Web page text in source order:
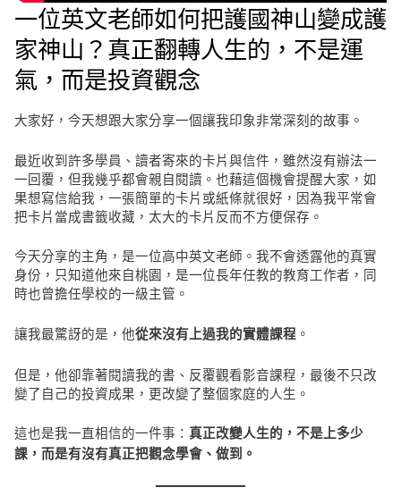
一位英文老師如何把護國神山變成護
家神山？真正翻轉人生的，不是運
氣，而是投資觀念
大家好，今天想跟大家分享一個讓我印象非常深刻的故事。
最近收到許多學員、讀者寄來的卡片與信件，雖然沒有辦法一
一回覆，但我幾乎都會親自閱讀。也藉這個機會提醒大家，如
果想寫信給我，一張簡單的卡片或紙條就很好，因為我平常會
把卡片當成書籤收藏，太大的卡片反而不方便保存。
今天分享的主角，是一位高中英文老師。我不會透露他的真實
身份，只知道他來自桃園，是一位長年任教的教育工作者，同
時也曾擔任學校的一級主管。
讓我最驚訝的是，他從來沒有上過我的實體課程 。
但是，他卻靠著閱讀我的書、反覆觀看影音課程，最後不只改
變了自己的投資成果，更改變了整個家庭的人生。
這也是我一直相信的一件事： 真正改變人生的，不是上多少
課，而是有沒有真正把觀念學會、做到。